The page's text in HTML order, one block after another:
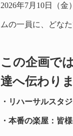
2026年7月10日（金
ムの一員に、どな
この企画で
達へ伝わりま
・リハーサルスタ
・本番の楽屋：皆